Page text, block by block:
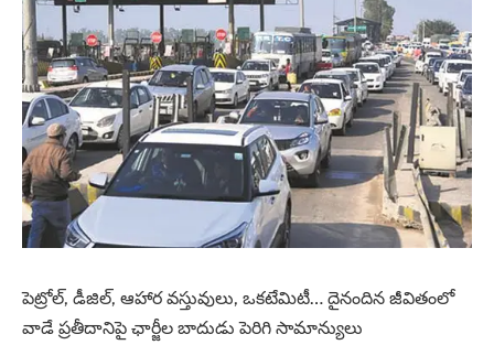
పెట్రోల్‌, డీజిల్‌, ఆహార వస్తువులు, ఒకటేమిటీ… దైనందిన జీవితంలో
వాడే ప్రతీదానిపై ఛార్జీల బాదుడు పెరిగి సామాన్యులు